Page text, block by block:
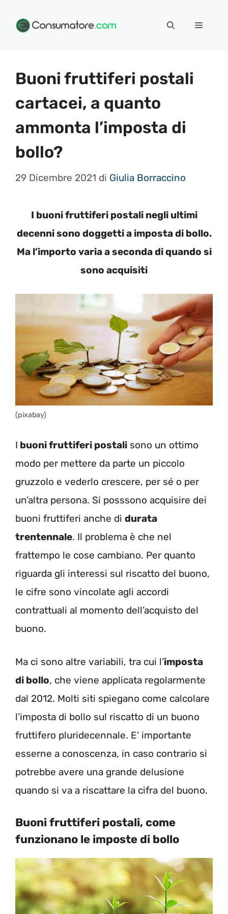
Menu
Buoni fruttiferi postali
cartacei, a quanto
ammonta l’imposta di
bollo?
29 Dicembre 2021 di Giulia Borraccino
I buoni fruttiferi postali negli ultimi
decenni sono doggetti a imposta di bollo.
Ma l’importo varia a seconda di quando si
sono acquisiti
(pixabay)
I buoni fruttiferi postali sono un ottimo
modo per mettere da parte un piccolo
gruzzolo e vederlo crescere, per sé o per
un’altra persona. Si posssono acquisire dei
buoni fruttiferi anche di durata
trentennale. Il problema è che nel
frattempo le cose cambiano. Per quanto
riguarda gli interessi sul riscatto del buono,
le cifre sono vincolate agli accordi
contrattuali al momento dell’acquisto del
buono.
Ma ci sono altre variabili, tra cui l’imposta
di bollo, che viene applicata regolarmente
dal 2012. Molti siti spiegano come calcolare
l’imposta di bollo sul riscatto di un buono
fruttifero pluridecennale. E’ importante
esserne a conoscenza, in caso contrario si
potrebbe avere una grande delusione
quando si va a riscattare la cifra del buono.
Buoni fruttiferi postali, come
funzionano le imposte di bollo